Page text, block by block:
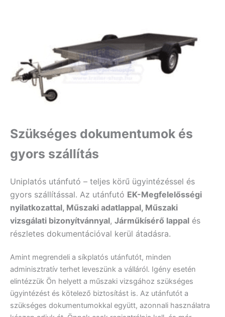
Szükséges dokumentumok és
gyors szállítás
Uniplatós utánfutó – teljes körű ügyintézéssel és
gyors szállítással. Az utánfutó EK-Megfelelősségi
nyilatkozattal, Műszaki adatlappal, Műszaki
vizsgálati bizonyítvánnyal, Járműkísérő lappal és
részletes dokumentációval kerül átadásra.
Amint megrendeli a síkplatós utánfutót, minden
adminisztratív terhet leveszünk a válláról. Igény esetén
elintézzük Ön helyett a műszaki vizsgához szükséges
ügyintézést és kötelező biztosítást is. Az utánfutót a
szükséges dokumentumokkal együtt, azonnali használatra